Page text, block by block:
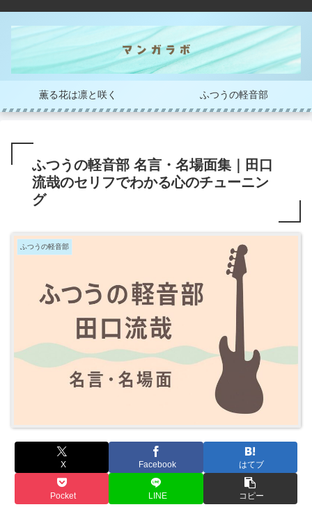
薫る花は凛と咲く ふつうの軽音部
ふつうの軽音部 名言・名場面集｜田口
流哉のセリフでわかる心のチューニン
グ
ふつうの軽音部
X Facebook はてブ
Pocket LINE コピー